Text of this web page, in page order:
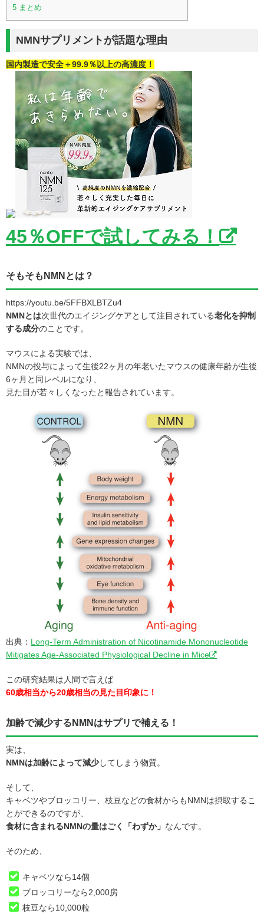
5 まとめ
NMNサプリメントが話題な理由
国内製造で安全＋99.9％以上の高濃度！
45％OFFで試してみる！
そもそもNMNとは？
https://youtu.be/5FFBXLBTZu4
NMNとは次世代のエイジングケアとして注目されている老化を抑制
する成分のことです。
マウスによる実験では、
NMNの投与によって生後22ヶ月の年老いたマウスの健康年齢が生後
6ヶ月と同レベルになり、
見た目が若々しくなったと報告されています。
出典： Long-Term Administration of Nicotinamide Mononucleotide
Mitigates Age-Associated Physiological Decline in Mice
この研究結果は人間で言えば
60歳相当から20歳相当の見た目印象に！
加齢で減少するNMNはサプリで補える！
実は、
NMNは加齢によって減少してしまう物質。
そして、
キャベツやブロッコリー、枝豆などの食材からもNMNは摂取するこ
とができるのですが、
食材に含まれるNMNの量はごく「わずか」 なんです。
そのため、
キャベツなら14個
ブロッコリーなら2,000房
枝豆なら10,000粒